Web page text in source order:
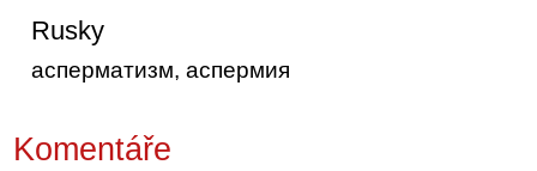
Rusky
асперматизм, аспермия
Komentáře